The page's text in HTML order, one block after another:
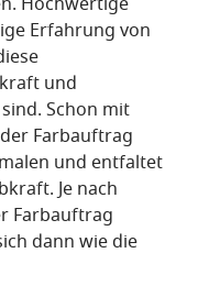
Hochwertige
Erfahrung von
und
Schon mit
Farbauftrag
und entfaltet
Je nach
Farbauftrag
dann wie die